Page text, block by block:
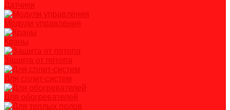
Датчики
Модули управления
Краны
Защита от потопа
Для сплит-систем
Для обогревателей